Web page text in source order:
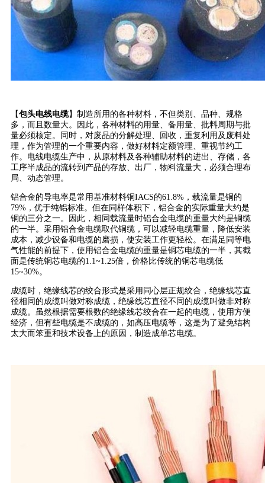
【包头电线电缆】制造所用的各种材料，不但类别、品种、规格
多，而且数量大。因此，各种材料的用量、备用量、批料周期与批
量必须核定。同时，对废品的分解处理、回收，重复利用及废料处
理，作为管理的一个重要内容，做好材料定额管理、重视节约工
作。电线电缆生产中，从原材料及各种辅助材料的进出、存储，各
工序半成品的流转到产品的存放、出厂，物料流量大，必须合理布
局、动态管理。
铝合金的导电率是常用基准材料铜IACS的61.8%，载流量是铜的
79%，优于纯铝标准。但在同样体积下，铝合金的实际重量大约是
铜的三分之一。因此，相同载流量时铝合金电缆的重量大约是铜缆
的一半。采用铝合金电缆取代铜缆，可以减轻电缆重量，降低安装
成本，减少设备和电缆的磨损，使安装工作更轻松。在满足同等电
气性能的前提下，使用铝合金电缆的重量是铜芯电缆的一半，其截
面是传统铜芯电缆的1.1~1.25倍，价格比传统的铜芯电缆低
15~30%。
成缆时，绝缘线芯的绞合形式是采用同心层正规绞合，绝缘线芯直
径相同的成缆叫做对称成缆，绝缘线芯直径不同的成缆叫做非对称
成缆。虽然根据需要根数的绝缘线芯绞合在一起的电缆，使用方便
经济，但有些电缆是不成缆的，如高压电缆等，这是为了避免结构
太大而笨重和技术设备上的原因，制造成单芯电缆。